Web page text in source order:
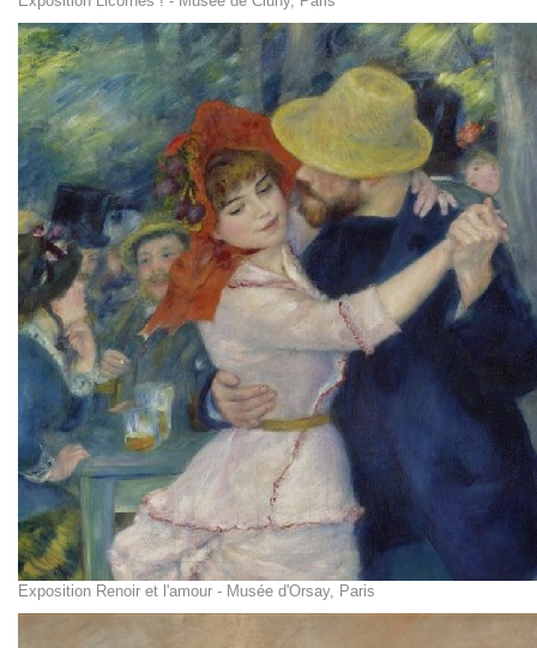
Exposition Renoir et l'amour - Musée d'Orsay, Paris